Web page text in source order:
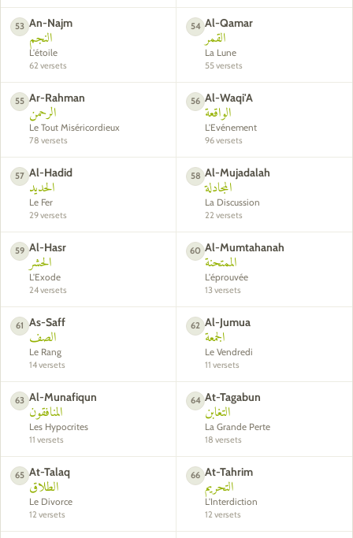
53 An-Najm
النجم
L'étoile
62 versets
54 Al-Qamar
القمر
La Lune
55 versets
55 Ar-Rahman
الرحمن
Le Tout Miséricordieux
78 versets
56 Al-Waqi'A
الواقعة
L'Evénement
96 versets
57 Al-Hadid
الحديد
Le Fer
29 versets
58 Al-Mujadalah
المجادلة
La Discussion
22 versets
59 Al-Hasr
الحشر
L'Exode
24 versets
60 Al-Mumtahanah
الممتحنة
L'éprouvée
13 versets
61 As-Saff
الصف
Le Rang
14 versets
62 Al-Jumua
الجمعة
Le Vendredi
11 versets
63 Al-Munafiqun
المنافقون
Les Hypocrites
11 versets
64 At-Tagabun
التغابن
La Grande Perte
18 versets
65 At-Talaq
الطلاق
Le Divorce
12 versets
66 At-Tahrim
التحريم
L'Interdiction
12 versets